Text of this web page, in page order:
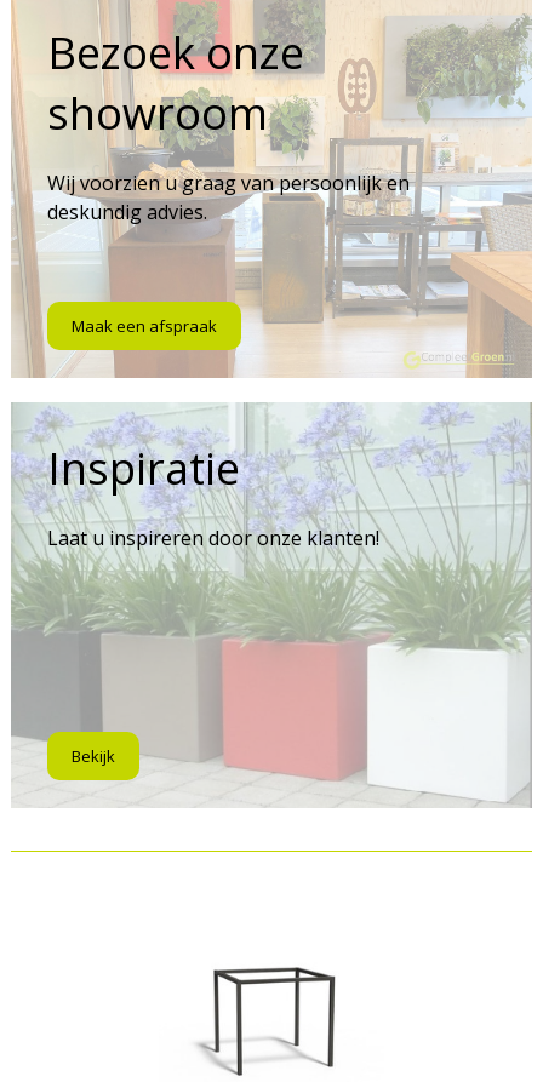
Bezoek onze
showroom
Wij voorzien u graag van persoonlijk en
deskundig advies.
Maak een afspraak
Inspiratie
Laat u inspireren door onze klanten!
Bekijk